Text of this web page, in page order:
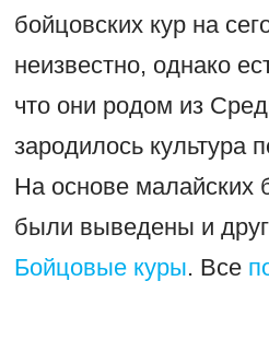
бойцовских кур на
неизвестно, однако
что они родом из
зародилось культура
На основе малайских
были выведены и
Бойцовые куры. Все